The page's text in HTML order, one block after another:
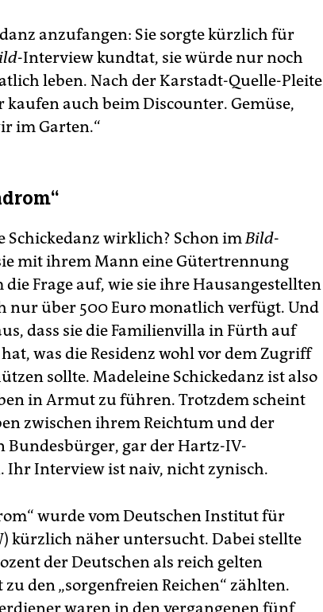
anzufangen: Sie sorgte kürzlich für
-Interview kundtat, sie würde nur noch
leben. Nach der Karstadt-Quelle-Pleite
auch beim Discounter. Gemüse,
im Garten.“
Schickedanz wirklich? Schon imBild-
mit ihrem Mann eine Gütertrennung
Frage auf, wie sie ihre Hausangestellten
nur über 500 Euro monatlich verfügt. Und
dass sie die Familienvilla in Fürth auf
was die Residenz wohl vor dem Zugriff
sollte. Madeleine Schickedanz ist also
in Armut zu führen. Trotzdem scheint
zwischen ihrem Reichtum und der
Bundesbürger, gar der Hartz-IV-
Ihr Interview ist naiv, nicht zynisch.
wurde vom Deutschen Institut für
kürzlich näher untersucht. Dabei stellte
der Deutschen als reich gelten
den „sorgenfreien Reichen“ zählten.
waren in den vergangenen fünf